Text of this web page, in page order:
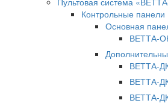
Контрольные панели
Основная
ВЕТТА-
ВЕТТА-
ВЕТТА-
ВЕТТА-